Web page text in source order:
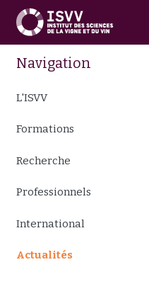
Navigation
L'ISVV
Formations
Recherche
Professionnels
International
Actualités